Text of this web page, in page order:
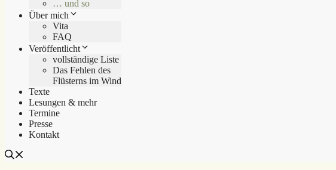
… und so
Über mich
Vita
FAQ
Veröffentlicht
vollständige Liste
Das Fehlen des
Flüsterns im Wind
Texte
Lesungen & mehr
Termine
Presse
Kontakt